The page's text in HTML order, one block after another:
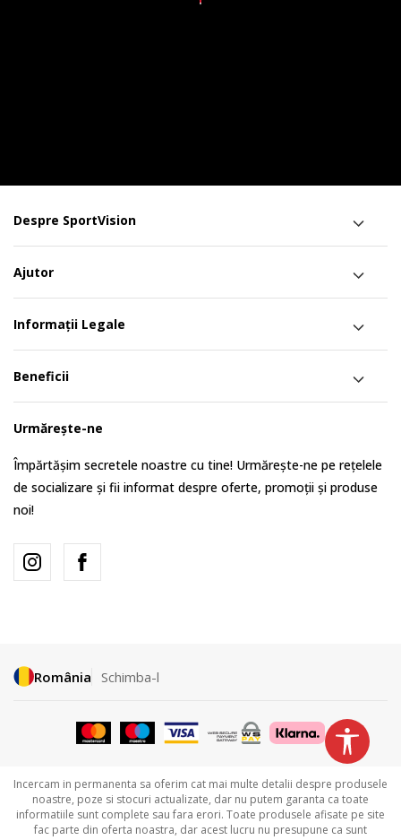
Despre SportVision
Ajutor
Informații Legale
Beneficii
Urmărește-ne
Împărtășim secretele noastre cu tine! Urmărește-ne pe rețelele
de socializare și fii informat despre oferte, promoții și produse
noi!
România Schimba-l
Incercam in permanenta sa oferim cat mai multe detalii despre produsele
noastre, poze si stocuri actualizate, dar nu putem garanta ca toate
informatiile sunt complete sau fara erori. Toate produsele afisate pe site
fac parte din oferta noastra, dar acest lucru nu presupune ca sunt